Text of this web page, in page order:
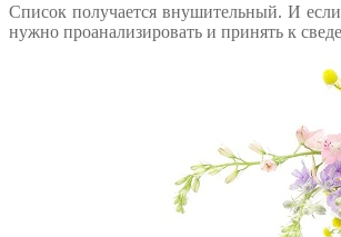
Список получается внушительный. И
нужно проанализировать и принять к